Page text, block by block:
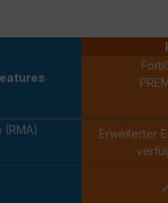
Erweiterter
✓